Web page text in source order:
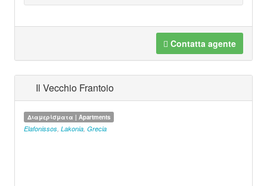
Contatta agente
Il Vecchio Frantoio
Διαμερίσματα | Apartments
Elafonissos Lakonia Grecia